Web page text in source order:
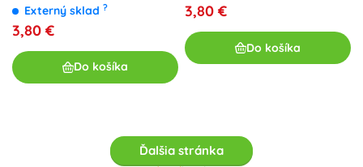
Externý sklad ?
3,80 €
Do košíka
3,80 €
Do košíka
Ďalšia stránka